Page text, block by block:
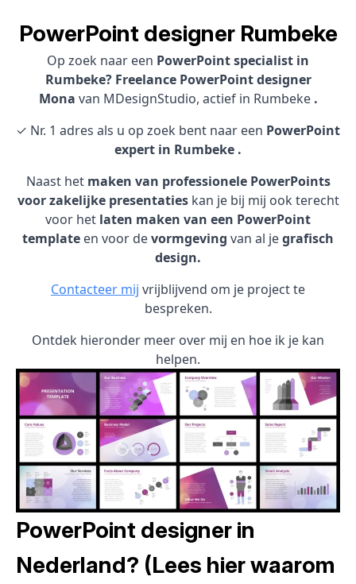
PowerPoint designer Rumbeke
Op zoek naar een PowerPoint specialist in
Rumbeke? Freelance PowerPoint designer
Mona van MDesignStudio, actief in Rumbeke .
✓ Nr. 1 adres als u op zoek bent naar een PowerPoint
expert in Rumbeke .
Naast het maken van professionele PowerPoints
voor zakelijke presentatieskan je bij mij ook terecht
voor het laten maken van een PowerPoint
template en voor devormgeving van al jegrafisch
design.
Contacteer mij vrijblijvend om je project te
bespreken.
Ontdek hieronder meer over mij en hoe ik je kan
helpen.
PowerPoint designer in
Nederland? (Lees hier waarom